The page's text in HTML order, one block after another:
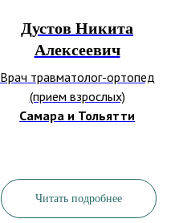
Дустов Никита
Алексеевич
Врач травматолог-ортопед
(прием взрослых)
Самара и Тольятти
Читать подробнее